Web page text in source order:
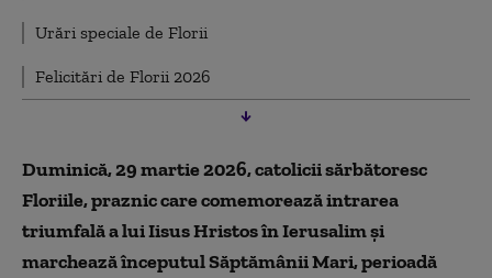
Urări speciale de Florii
Felicitări de Florii 2026
Duminică, 29 martie 2026, catolicii sărbătoresc
Floriile, praznic care comemorează intrarea
triumfală a lui Iisus Hristos în Ierusalim și
marchează începutul Săptămânii Mari, perioadă